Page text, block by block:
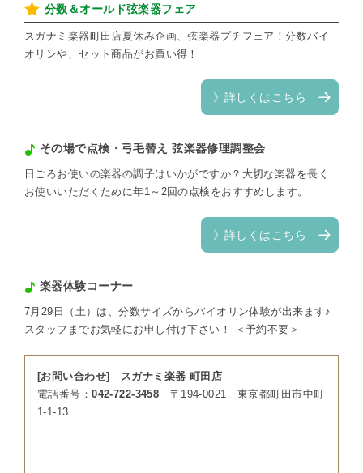
分数＆オールド弦楽器フェア
スガナミ楽器町田店夏休み企画、弦楽器プチフェア！分数バイ
オリンや、セット商品がお買い得！
》詳しくはこちら
その場で点検・弓毛替え 弦楽器修理調整会
日ごろお使いの楽器の調子はいかがですか？大切な楽器を長く
お使いいただくために年1～2回の点検をおすすめします。
》詳しくはこちら
楽器体験コーナー
7月29日（土）は、分数サイズからバイオリン体験が出来ます♪
スタッフまでお気軽にお申し付け下さい！ ＜予約不要＞
[お問い合わせ] スガナミ楽器 町田店
電話番号：042-722-3458 〒194-0021 東京都町田市中町
1-1-13